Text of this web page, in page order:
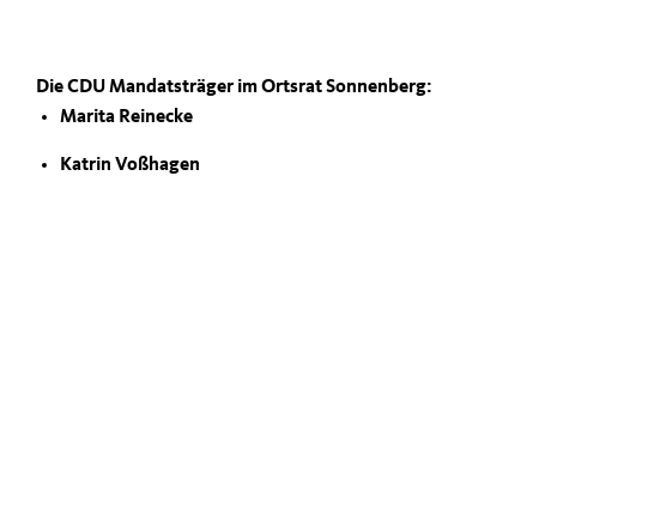
Die CDU Mandatsträger im Ortsrat Sonnenberg:
Marita Reinecke
Katrin Voßhagen